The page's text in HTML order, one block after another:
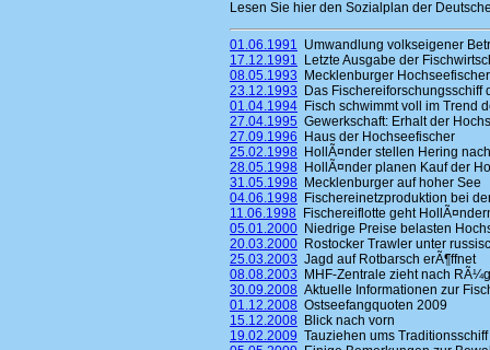
Lesen Sie hier den Sozialplan der
01.06.1991 Umwandlung volkseigener
17.12.1991 Letzte Ausgabe der
08.05.1993 Mecklenburger
23.12.1993 Das Fischereiforschungsschiff
01.04.1994 Fisch schwimmt voll im Trend
27.04.1995 Gewerkschaft: Erhalt der
27.09.1996 Haus der Hochseefischer
25.02.1998 HollÃ¤nder stellen Hering nach
28.05.1998 HollÃ¤nder planen Kauf der
31.05.1998 Mecklenburger auf hoher See
04.06.1998 Fischereinetzproduktion bei
11.06.1998 Fischereiflotte geht
05.01.2000 Niedrige Preise belasten
20.03.2000 Rostocker Trawler unter
25.03.2003 Jagd auf Rotbarsch erÃ¶ffnet
08.08.2003 MHF-Zentrale zieht nach
30.09.2008 Aktuelle Informationen zur
01.12.2008 Ostseefangquoten 2009
15.12.2008 Blick nach vorn
19.02.2009 Tauziehen ums Traditionsschiff